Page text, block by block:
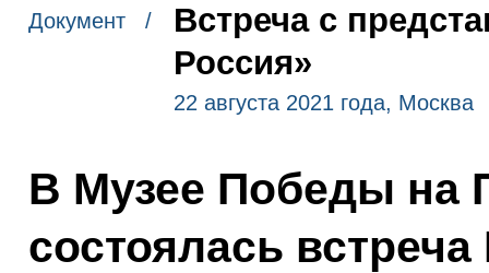
Документ /
Встреча с
Россия»
22 августа 2021 года, Москва
В Музее Победы на
состоялась